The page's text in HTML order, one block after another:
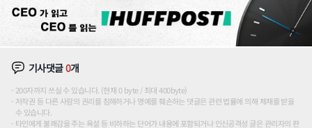
기사댓글0개
200자까지 쓰실 수 있습니다. (현재 0 byte / 최대 400byte)
저작권 등 다른 사람의 권리를 침해하거나 명예를 훼손하는 댓글은 관련 법률에 의해 제재를 받을
수 있습니다.
타인에게 불쾌감을 주는 욕설 등 비하하는 단어가 내용에 포함되거나 인신공격성 글은 관리자의 판